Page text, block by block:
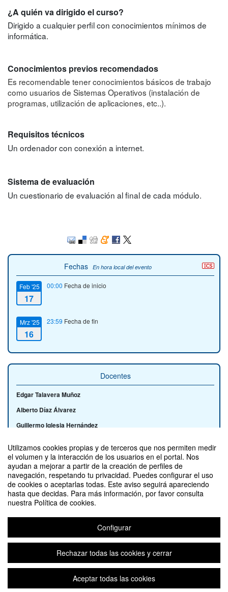
Utilizamos cookies propias y de terceros que nos permiten medir
el volumen y la interacción de los usuarios en el portal. Nos
ayudan a mejorar a partir de la creación de perfiles de
navegación, respetando tu privacidad. Puedes configurar el uso
de cookies o aceptarlas todas. Este aviso seguirá apareciendo
hasta que decidas. Para más información, por favor consulta
nuestra Política de cookies.
Configurar
Rechazar todas las cookies y cerrar
Aceptar todas las cookies
¿A quién va dirigido el curso?
Dirigido a cualquier perfil con conocimientos mínimos de
informática.
Conocimientos previos recomendados
Es recomendable tener conocimientos básicos de trabajo
como usuarios de Sistemas Operativos (instalación de
programas, utilización de aplicaciones, etc..).
Requisitos técnicos
Un ordenador con conexión a internet.
Sistema de evaluación
Un cuestionario de evaluación al final de cada módulo.
Fechas En hora local del evento
Feb '25
17
00:00 Fecha de inicio
Mrz '25
16
23:59 Fecha de fin
Docentes
Edgar Talavera Muñoz
Alberto Díaz Álvarez
Guillermo Iglesia Hernández
Contacto
Aprende Latex desde cero (edición 2)
Organizado por Vicerrectorado de Calidad y Eficiencia - Servicio de
Innovación Educativa
Plataforma de organización de eventos Symposium
Copyright © 2026